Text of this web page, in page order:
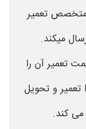
تعمیر
میکند.
تعمیر آن را
و تحویل
کند.